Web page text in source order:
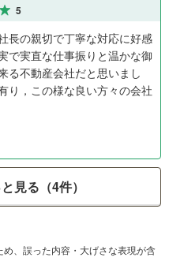
5
長の親切で丁寧な対応に好感
で実直な仕事振りと温かな御
る不動産会社だと思いまし
り，この様な良い方々の会社
見る（4件）
、誤った内容・大げさな表現が含